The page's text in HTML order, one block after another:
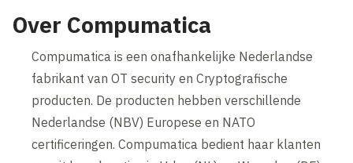
Over Compumatica
Compumatica is een onafhankelijke Nederlandse
fabrikant van OT security en Cryptografische
producten. De producten hebben verschillende
Nederlandse (NBV) Europese en NATO
certificeringen. Compumatica bedient haar klanten